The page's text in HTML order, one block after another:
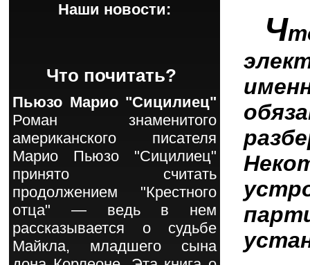
Ч
Наши новости:
Что почитать?
Пьюзо Марио "Сицилиец"
Роман знаменитого
американского писателя
Марио Пьюзо "Сицилиец"
принято считать
продолжением "Крестного
отца" — ведь в нем
рассказывается о судьбе
Майкла, младшего сына